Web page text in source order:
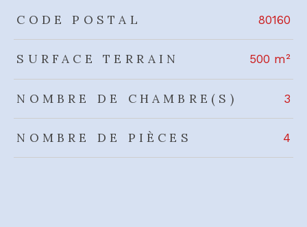
TRAD_ZEPHYR_Caracteristique TRAD_ZEPHYR_Valeurs
CODE POSTAL 80160
SURFACE TERRAIN 500 m²
NOMBRE DE CHAMBRE(S) 3
NOMBRE DE PIÈCES 4